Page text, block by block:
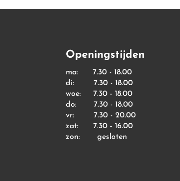
Openingstijden
ma: 7.30 - 18.00
di: 7.30 - 18.00
woe: 7.30 - 18.00
do: 7.30 - 18.00
vr: 7.30 - 20.00
zat: 7.30 - 16.00
zon: gesloten